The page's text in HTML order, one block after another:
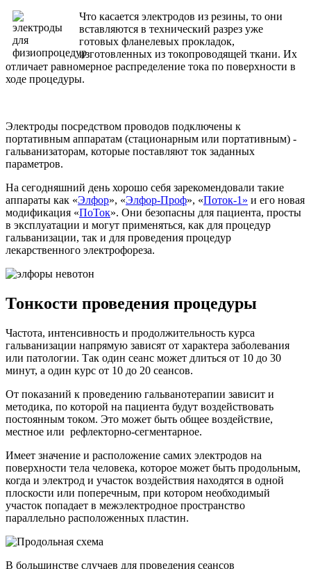
Что касается электродов из резины, то они
вставляются в технический разрез уже
готовых фланелевых прокладок,
изготовленных из токопроводящей ткани. Их
отличает равномерное распределение тока по поверхности в
ходе процедуры.
Электроды посредством проводов подключены к
портативным аппаратам (стационарным или портативным) -
гальванизаторам, которые поставляют ток заданных
параметров.
На сегодняшний день хорошо себя зарекомендовали такие
аппараты как «Элфор», «Элфор-Проф», «Поток-1» и его новая
модификация «ПоТок». Они безопасны для пациента, просты
в эксплуатации и могут применяться, как для процедур
гальванизации, так и для проведения процедур
лекарственного электрофореза.
Тонкости проведения процедуры
Частота, интенсивность и продолжительность курса
гальванизации напрямую зависят от характера заболевания
или патологии. Так один сеанс может длиться от 10 до 30
минут, а один курс от 10 до 20 сеансов.
От показаний к проведению гальванотерапии зависит и
методика, по которой на пациента будут воздействовать
постоянным током. Это может быть общее воздействие,
местное или рефлекторно-сегментарное.
Имеет значение и расположение самих электродов на
поверхности тела человека, которое может быть продольным,
когда и электрод и участок воздействия находятся в одной
плоскости или поперечным, при котором необходимый
участок попадает в межэлектродное пространство
параллельно расположенных пластин.
В большинстве случаев для проведения сеансов